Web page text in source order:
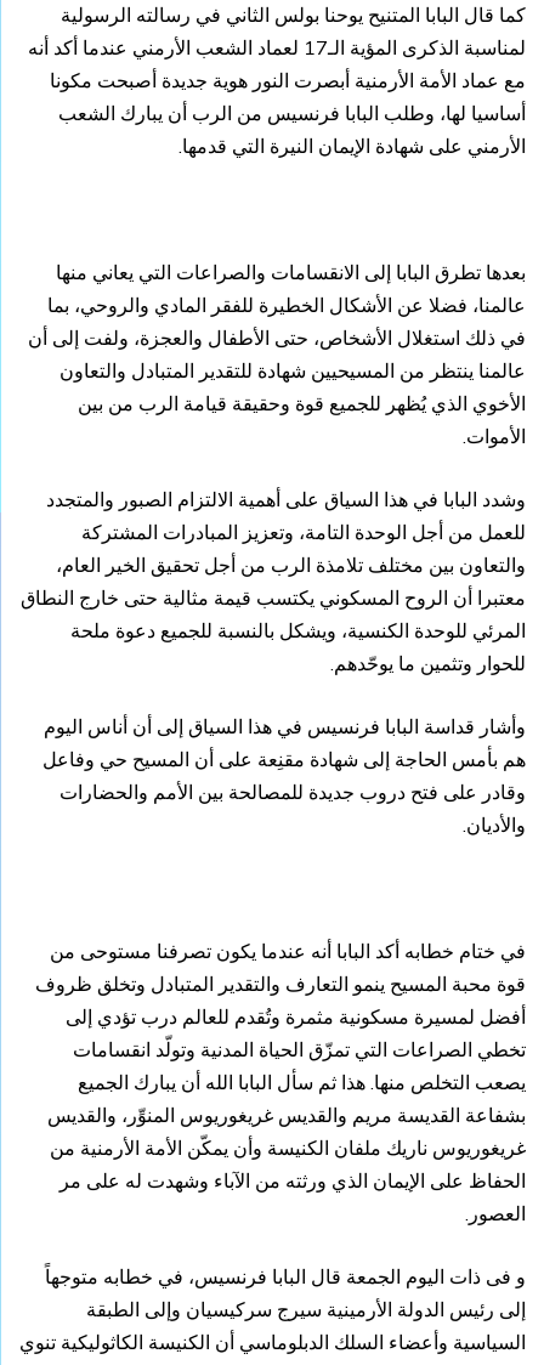
كما قال البابا المتنيح يوحنا بولس الثاني في رسالته الرسولية
لمناسبة الذكرى المؤية الـ17 لعماد الشعب الأرمني عندما أكد أنه
مع عماد الأمة الأرمنية أبصرت النور هوية جديدة أصبحت مكونا
أساسيا لها، وطلب البابا فرنسيس من الرب أن يبارك الشعب
الأرمني على شهادة الإيمان النيرة التي قدمها.
بعدها تطرق البابا إلى الانقسامات والصراعات التي يعاني منها
عالمنا، فضلا عن الأشكال الخطيرة للفقر المادي والروحي، بما
في ذلك استغلال الأشخاص، حتى الأطفال والعجزة، ولفت إلى أن
عالمنا ينتظر من المسيحيين شهادة للتقدير المتبادل والتعاون
الأخوي الذي يُظهر للجميع قوة وحقيقة قيامة الرب من بين
الأموات.
وشدد البابا في هذا السياق على أهمية الالتزام الصبور والمتجدد
للعمل من أجل الوحدة التامة، وتعزيز المبادرات المشتركة
والتعاون بين مختلف تلامذة الرب من أجل تحقيق الخير العام،
معتبرا أن الروح المسكوني يكتسب قيمة مثالية حتى خارج النطاق
المرئي للوحدة الكنسية، ويشكل بالنسبة للجميع دعوة ملحة
للحوار وتثمين ما يوحّدهم.
وأشار قداسة البابا فرنسيس في هذا السياق إلى أن أناس اليوم
هم بأمس الحاجة إلى شهادة مقنِعة على أن المسيح حي وفاعل
وقادر على فتح دروب جديدة للمصالحة بين الأمم والحضارات
والأديان.
في ختام خطابه أكد البابا أنه عندما يكون تصرفنا مستوحى من
قوة محبة المسيح ينمو التعارف والتقدير المتبادل وتخلق ظروف
أفضل لمسيرة مسكونية مثمرة وتُقدم للعالم درب تؤدي إلى
تخطي الصراعات التي تمزّق الحياة المدنية وتولّد انقسامات
يصعب التخلص منها. هذا ثم سأل البابا الله أن يبارك الجميع
بشفاعة القديسة مريم والقديس غريغوريوس المنوِّر، والقديس
غريغوريوس ناريك ملفان الكنيسة وأن يمكّن الأمة الأرمنية من
الحفاظ على الإيمان الذي ورثته من الآباء وشهدت له على مر
العصور.
و فى ذات اليوم الجمعة قال البابا فرنسيس، في خطابه متوجهاً
إلى رئيس الدولة الأرمينية سيرج سركيسيان وإلى الطبقة
السياسية وأعضاء السلك الدبلوماسي أن الكنيسة الكاثوليكية تنوي